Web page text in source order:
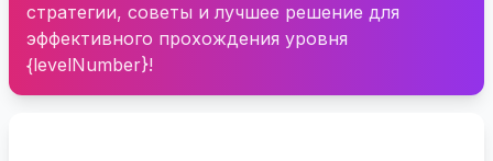
стратегии, советы и лучшее решение для
эффективного прохождения уровня
{levelNumber}!